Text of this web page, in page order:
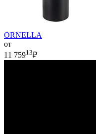
ORNELLA
от
11 75913₽